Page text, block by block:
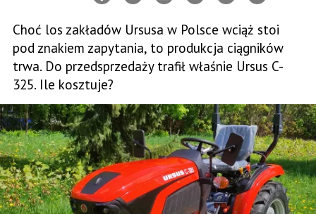
Choć los zakładów Ursusa w Polsce wciąż stoi
pod znakiem zapytania, to produkcja ciągników
trwa. Do przedsprzedaży trafił właśnie Ursus C-
325. Ile kosztuje?